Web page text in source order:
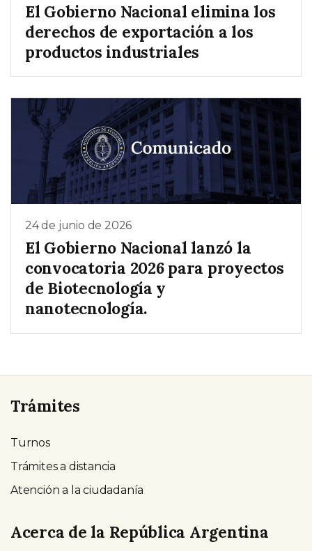
El Gobierno Nacional elimina los
derechos de exportación a los
productos industriales
24 de junio de 2026
El Gobierno Nacional lanzó la
convocatoria 2026 para proyectos
de Biotecnología y
nanotecnología.
Trámites
Turnos
Trámites a distancia
Atención a la ciudadanía
Acerca de la República Argentina